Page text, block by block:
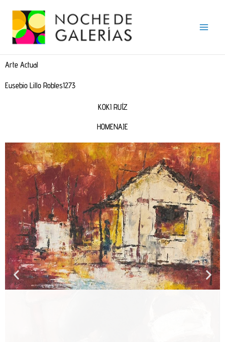
contenido
Arte Actual
Eusebio Lillo Robles1273
KOKI RUÍZ
HOMENAJE